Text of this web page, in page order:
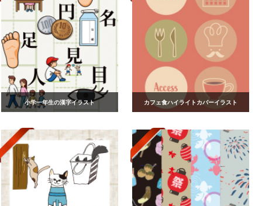
小学一年生の漢字イラスト カフェ食ハイライトカバーイラスト